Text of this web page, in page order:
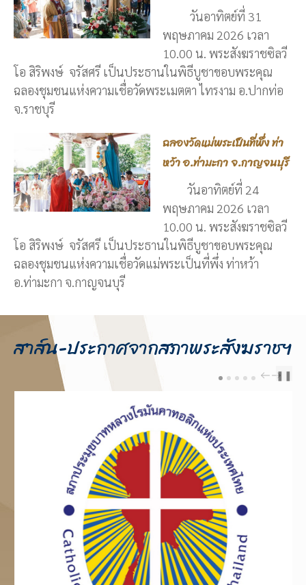
วันอาทิตย์ที่ 31
พฤษภาคม 2026 เวลา
10.00 น. พระสังฆราชซิลวี
โอ สิริพงษ์ จรัสศรี เป็นประธานในพิธีบูชาขอบพระคุณ
ฉลองชุมชนแห่งความเชื่อวัดพระเมตตา ไทรงาม อ.ปากท่อ
จ.ราชบุรี
ฉลองวัดแม่พระเป็นที่พึ่ง ท่า
หว้า อ.ท่ามะกา จ.กาญจนบุรี
วันอาทิตย์ที่ 24
พฤษภาคม 2026 เวลา
10.00 น. พระสังฆราชซิลวี
โอ สิริพงษ์ จรัสศรี เป็นประธานในพิธีบูชาขอบพระคุณ
ฉลองชุมชนแห่งความเชื่อวัดแม่พระเป็นที่พึ่ง ท่าหว้า
อ.ท่ามะกา จ.กาญจนบุรี
สาส์น-ประกาศจากสภาพระสังฆราชฯ
PREVNEXT
❚❚